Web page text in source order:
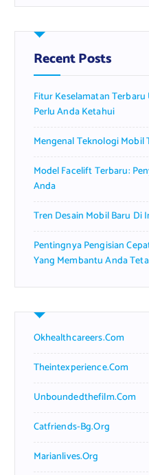
r
h
f
o
:
Recent Posts
Fitur Keselamatan
Perlu Anda Ketahui
Mengenal Teknologi Mobil
Model Facelift Terbaru:
Anda
Tren Desain Mobil Baru Di
Pentingnya Pengisian
Yang Membantu Anda
Okhealthcareers.com
Theintexperience.com
Unboundedthefilm.com
Catfriends-Bg.org
Marianlives.org